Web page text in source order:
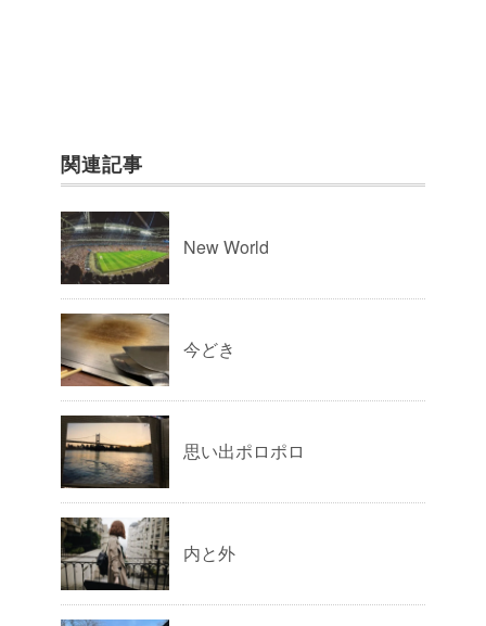
関連記事
New World
今どき
思い出ポロポロ
内と外